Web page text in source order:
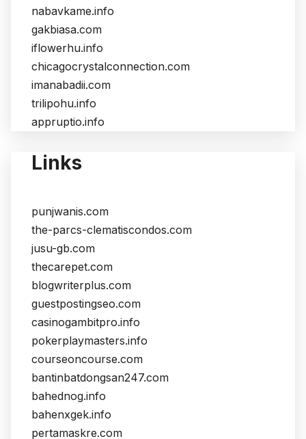
nabavkame.info
gakbiasa.com
iflowerhu.info
chicagocrystalconnection.com
imanabadii.com
trilipohu.info
appruptio.info
Links
punjwanis.com
the-parcs-clematiscondos.com
jusu-gb.com
thecarepet.com
blogwriterplus.com
guestpostingseo.com
casinogambitpro.info
pokerplaymasters.info
courseoncourse.com
bantinbatdongsan247.com
bahednog.info
bahenxgek.info
pertamaskre.com